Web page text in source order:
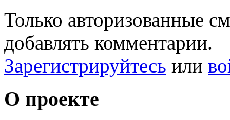
Только авторизованные
добавлять комментарии.
Зарегистрируйтесь или
О проекте